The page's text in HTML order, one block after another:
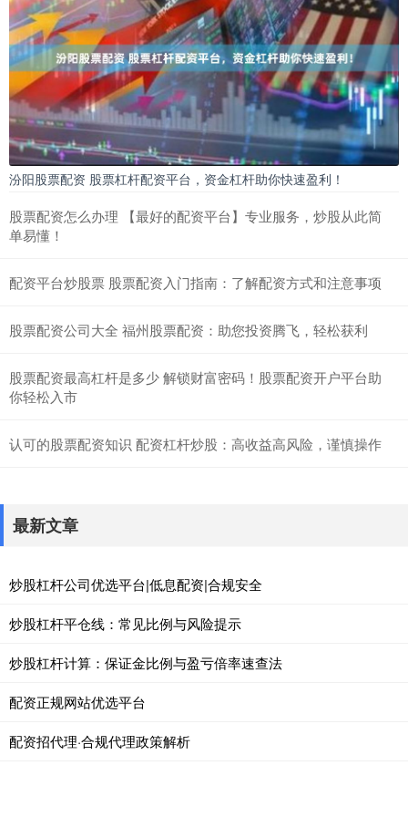
汾阳股票配资 股票杠杆配资平台，资金杠杆助你快速盈利！
股票配资怎么办理 【最好的配资平台】专业服务，炒股从此简
单易懂！
配资平台炒股票 股票配资入门指南：了解配资方式和注意事项
股票配资公司大全 福州股票配资：助您投资腾飞，轻松获利
股票配资最高杠杆是多少 解锁财富密码！股票配资开户平台助
你轻松入市
认可的股票配资知识 配资杠杆炒股：高收益高风险，谨慎操作
最新文章
炒股杠杆公司优选平台|低息配资|合规安全
炒股杠杆平仓线：常见比例与风险提示
炒股杠杆计算：保证金比例与盈亏倍率速查法
配资正规网站优选平台
配资招代理·合规代理政策解析